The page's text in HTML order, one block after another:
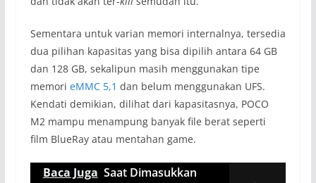
Sementara untuk varian memori internalnya, tersedia
dua pilihan kapasitas yang bisa dipilih antara 64 GB
dan 128 GB, sekalipun masih menggunakan tipe
memori eMMC 5,1 dan belum menggunakan UFS.
Kendati demikian, dilihat dari kapasitasnya, POCO
M2 mampu menampung banyak file berat seperti
film BlueRay atau mentahan game.
Baca Juga Saat Dimasukkan